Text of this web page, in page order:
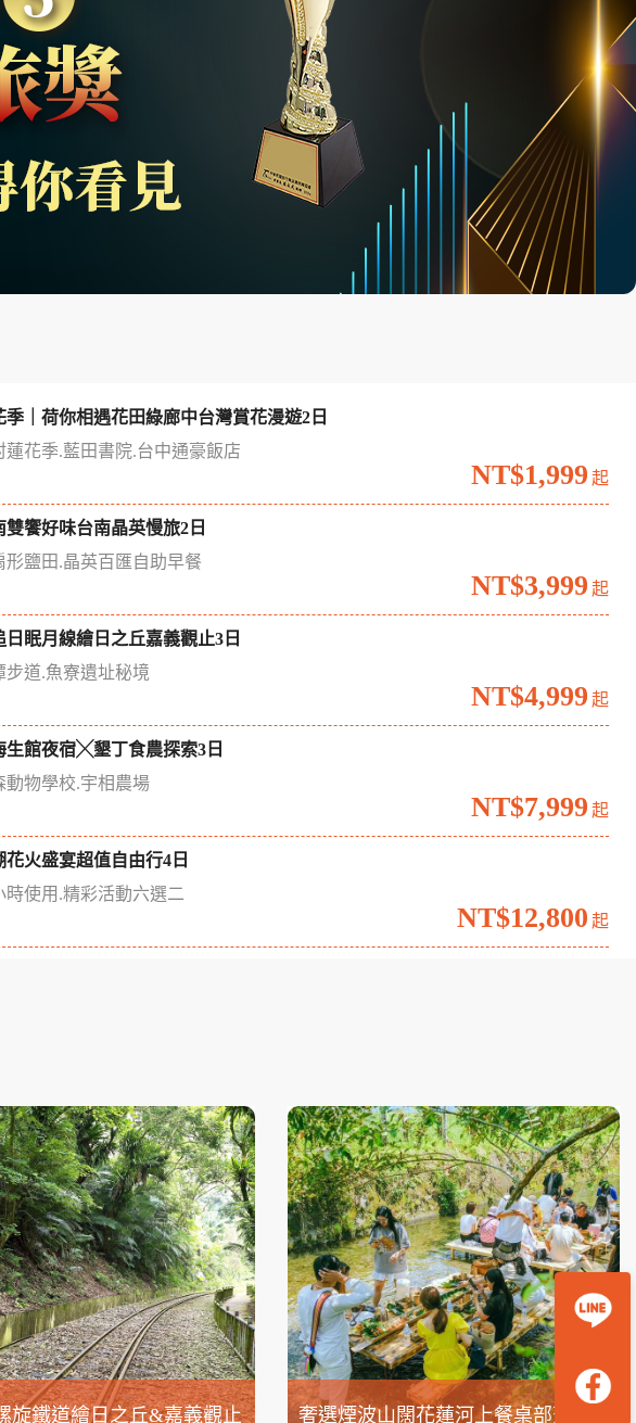
季｜荷你相遇花田綠廊中台灣賞花漫遊2日
蓮花季.藍田書院.台中通豪飯店
NT$1,999 起
雙饗好味台南晶英慢旅2日
形鹽田.晶英百匯自助早餐
NT$3,999 起
日眠月線繪日之丘嘉義觀止3日
步道.魚寮遺址秘境
NT$4,999 起
生館夜宿╳墾丁食農探索3日
動物學校.宇相農場
NT$7,999 起
花火盛宴超值自由行4日
時使用.精彩活動六選二
NT$12,800 起
旋鐵道繪日之丘&嘉義觀止 奢選煙波山闊花蓮河上餐桌部落生